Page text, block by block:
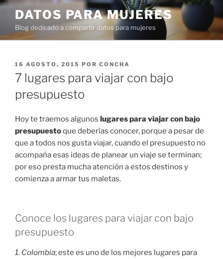
Ir
contenido
DATOS PARA MUJERES
Blog dedicado a compartir datos para mujeres
PUBLICADO
EN
16 AGOSTO, 2015 POR CONCHA
7 lugares para viajar con bajo
presupuesto
Hoy te traemos algunos lugares para viajar con bajo
presupuestoque deberías conocer, porque a pesar de
que a todos nos gusta viajar, cuando el presupuesto no
acompaña esas ideas de planear un viaje se terminan;
por eso presta mucha atención a estos destinos y
comienza a armar tus maletas.
Conoce los lugares para viajar con bajo
presupuesto
1. Colombia; este es uno de los mejores lugares para